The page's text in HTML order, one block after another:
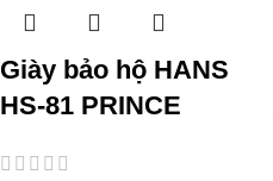
Giày bảo hộ HANS
HS-81 PRINCE